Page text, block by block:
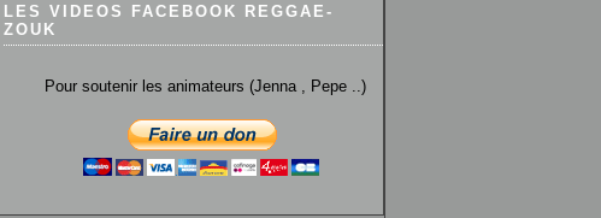
LES VIDEOS FACEBOOK REGGAE-
ZOUK
Pour soutenir les animateurs (Jenna , Pepe ..)